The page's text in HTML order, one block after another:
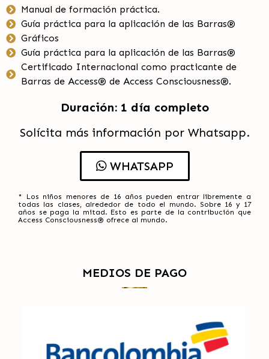
Manual de formación práctica.
Guía práctica para la aplicación de las Barras®
Gráficos
Guía práctica para la aplicación de las Barras®
Certificado Internacional como practicante de
Barras de Access® de Access Consciousness®.
Duración: 1 día completo
Solícita más información por Whatsapp.
WHATSAPP
* Los niños menores de 16 años pueden entrar libremente a
todas las clases, alrededor de todo el mundo. Sobre 16 y 17
años se paga la mitad. Esto es parte de la contribución que
Access Consciousness® ofrece al mundo.
MEDIOS DE PAGO